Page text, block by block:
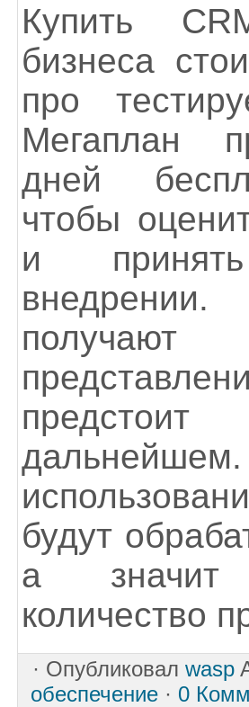
Купить
бизнеса
про
Мегаплан
дней
чтобы
и
будут
а
количество
· Опубликовал wasp
обеспечение· 0